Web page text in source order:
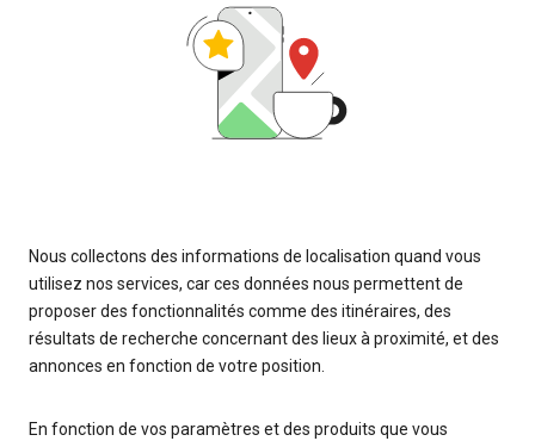
Nous collectons des informations de localisation quand vous
utilisez nos services, car ces données nous permettent de
proposer des fonctionnalités comme des itinéraires, des
résultats de recherche concernant des lieux à proximité, et des
annonces en fonction de votre position.
En fonction de vos paramètres et des produits que vous